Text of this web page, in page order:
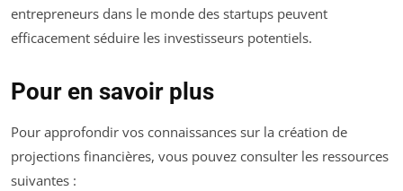
entrepreneurs dans le monde des startups peuvent
efficacement séduire les investisseurs potentiels.
Pour en savoir plus
Pour approfondir vos connaissances sur la création de
projections financières, vous pouvez consulter les ressources
suivantes :